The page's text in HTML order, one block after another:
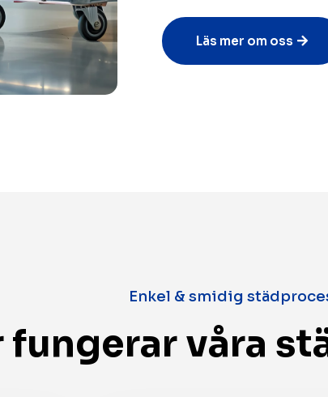
Läs mer om oss
Enkel & smidig
fungerar våra